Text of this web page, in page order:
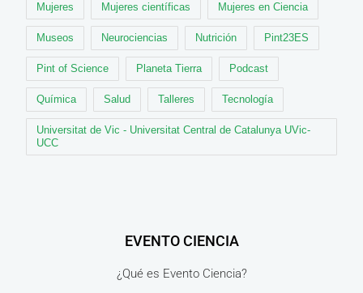
Mujeres Mujeres científicas Mujeres en Ciencia
Museos Neurociencias Nutrición Pint23ES
Pint of Science Planeta Tierra Podcast
Química Salud Talleres Tecnología
Universitat de Vic - Universitat Central de Catalunya UVic-
UCC
EVENTO CIENCIA
¿Qué es Evento Ciencia?